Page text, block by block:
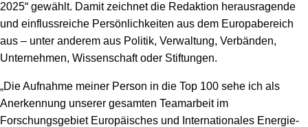
2025“ gewählt. Damit zeichnet die Redaktion herausragende
und einflussreiche Persönlichkeiten aus dem Europabereich
aus – unter anderem aus Politik, Verwaltung, Verbänden,
Unternehmen, Wissenschaft oder Stiftungen.
„Die Aufnahme meiner Person in die Top 100 sehe ich als
Anerkennung unserer gesamten Teamarbeit im
Forschungsgebiet Europäisches und Internationales Energie-